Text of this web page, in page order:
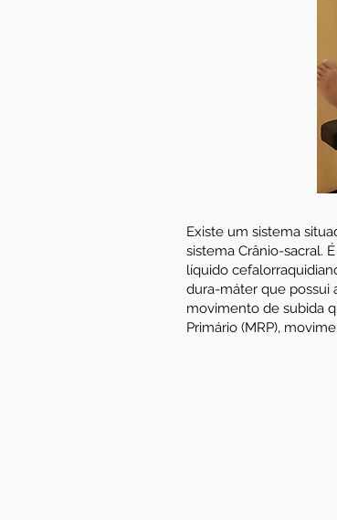
Existe um sistema
sistema Crânio-sacral.
líquido
dura-máter que possui
movimento de subida
Primário (MRP),